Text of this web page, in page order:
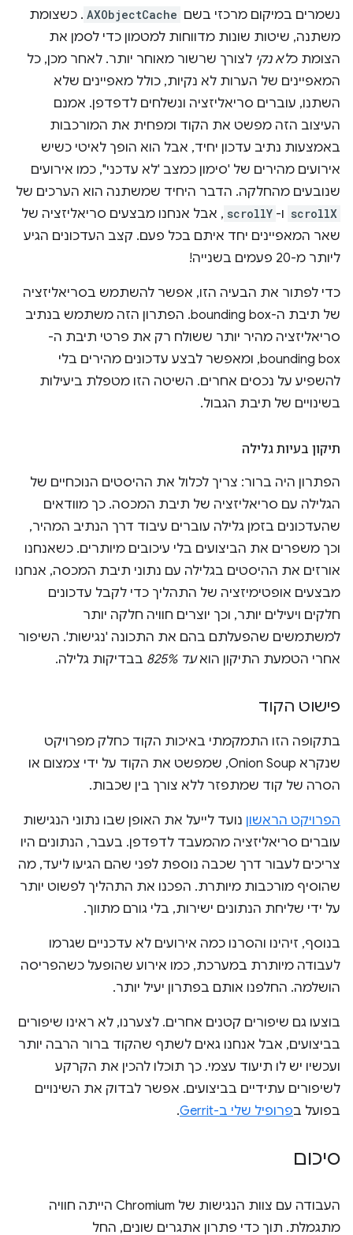
נשמרים במיקום מרכזי בשם AXObjectCache . כשצומת
משתנה, שיטות שונות מדווחות למטמון כדי לסמן את
הצומת כלא נקי לצורך שרשור מאוחר יותר. לאחר מכן, כל
המאפיינים של הערות לא נקיות, כולל מאפיינים שלא
השתנו, עוברים סריאליזציה ונשלחים לדפדפן. אמנם
העיצוב הזה מפשט את הקוד ומפחית את המורכבות
באמצעות נתיב עדכון יחיד, אבל הוא הופך לאיטי כשיש
אירועים מהירים של 'סימון כמצב 'לא עדכני'', כמו אירועים
שנובעים מהחלקה. הדבר היחיד שמשתנה הוא הערכים של
scrollX ו- scrollY , אבל אנחנו מבצעים סריאליזציה של
שאר המאפיינים יחד איתם בכל פעם. קצב העדכונים הגיע
ליותר מ-20 פעמים בשנייה!
כדי לפתור את הבעיה הזו, אפשר להשתמש בסריאליזציה
של תיבת ה-bounding box. הפתרון הזה משתמש בנתיב
סריאליזציה מהיר יותר ששולח רק את פרטי תיבת ה-
bounding box, ומאפשר לבצע עדכונים מהירים בלי
להשפיע על נכסים אחרים. השיטה הזו מטפלת ביעילות
בשינויים של תיבת הגבול.
תיקון בעיות גלילה
הפתרון היה ברור: צריך לכלול את ההיסטים הנוכחיים של
הגלילה עם סריאליזציה של תיבת המכסה. כך מוודאים
שהעדכונים בזמן גלילה עוברים עיבוד דרך הנתיב המהיר,
וכך משפרים את הביצועים בלי עיכובים מיותרים. כשאנחנו
אורזים את ההיסטים בגלילה עם נתוני תיבת המכסה, אנחנו
מבצעים אופטימיזציה של התהליך כדי לקבל עדכונים
חלקים ויעילים יותר, וכך יוצרים חוויה חלקה יותר
למשתמשים שהפעלתם בהם את התכונה 'נגישות'. השיפור
אחרי הטמעת התיקון הואעד 825% בבדיקות גלילה.
פישוט הקוד
בתקופה הזו התמקמתי באיכות הקוד כחלק מפרויקט
שנקרא Onion Soup, שמפשט את הקוד על ידי צמצום או
הסרה של קוד שמתפזר ללא צורך בין שכבות.
הפרויקט הראשון נועד לייעל את האופן שבו נתוני הנגישות
עוברים סריאליזציה מהמעבד לדפדפן. בעבר, הנתונים היו
צריכים לעבור דרך שכבה נוספת לפני שהם הגיעו ליעד, מה
שהוסיף מורכבות מיותרת. הפכנו את התהליך לפשוט יותר
על ידי שליחת הנתונים ישירות, בלי גורם מתווך.
בנוסף, זיהינו והסרנו כמה אירועים לא עדכניים שגרמו
לעבודה מיותרת במערכת, כמו אירוע שהופעל כשהפריסה
הושלמה. החלפנו אותם בפתרון יעיל יותר.
בוצעו גם שיפורים קטנים אחרים. לצערנו, לא ראינו שיפורים
בביצועים, אבל אנחנו גאים לשתף שהקוד ברור הרבה יותר
ועכשיו יש לו תיעוד עצמי. כך תוכלו להכין את הקרקע
לשיפורים עתידיים בביצועים. אפשר לבדוק את השינויים
בפועל בפרופיל שלי ב-Gerrit .
סיכום
העבודה עם צוות הנגישות של Chromium הייתה חוויה
מתגמלת. תוך כדי פתרון אתגרים שונים, החל